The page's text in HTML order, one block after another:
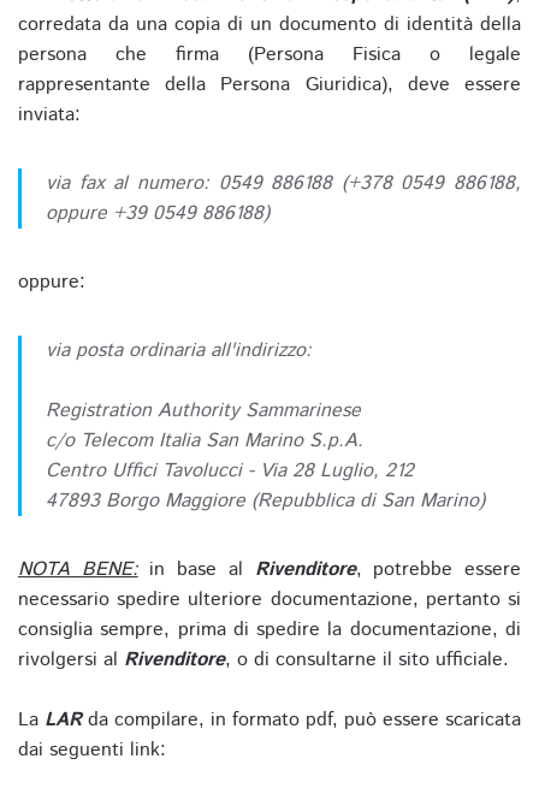
corredata da una copia di un documento di identità della
persona che firma (Persona Fisica o legale
rappresentante della Persona Giuridica), deve essere
inviata:
via fax al numero: 0549 886188 (+378 0549 886188,
oppure +39 0549 886188)
oppure:
via posta ordinaria all'indirizzo:
Registration Authority Sammarinese
c/o Telecom Italia San Marino S.p.A.
Centro Uffici Tavolucci - Via 28 Luglio, 212
47893 Borgo Maggiore (Repubblica di San Marino)
NOTA BENE:in base al Rivenditore, potrebbe essere
necessario spedire ulteriore documentazione, pertanto si
consiglia sempre, prima di spedire la documentazione, di
rivolgersi al Rivenditore, o di consultarne il sito ufficiale.
La LARda compilare, in formato pdf, può essere scaricata
dai seguenti link: